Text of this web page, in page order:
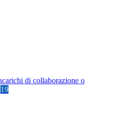
di collaborazione o
19